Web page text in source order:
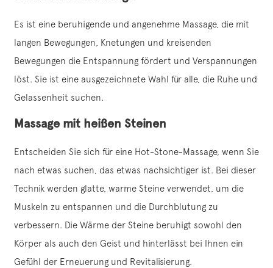
Es ist eine beruhigende und angenehme Massage, die mit
langen Bewegungen, Knetungen und kreisenden
Bewegungen die Entspannung fördert und Verspannungen
löst. Sie ist eine ausgezeichnete Wahl für alle, die Ruhe und
Gelassenheit suchen.
Massage mit heißen Steinen
Entscheiden Sie sich für eine Hot-Stone-Massage, wenn Sie
nach etwas suchen, das etwas nachsichtiger ist. Bei dieser
Technik werden glatte, warme Steine verwendet, um die
Muskeln zu entspannen und die Durchblutung zu
verbessern. Die Wärme der Steine beruhigt sowohl den
Körper als auch den Geist und hinterlässt bei Ihnen ein
Gefühl der Erneuerung und Revitalisierung.